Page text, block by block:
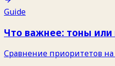
Guide
Что важнее: тоны
Сравнение приоритетов на